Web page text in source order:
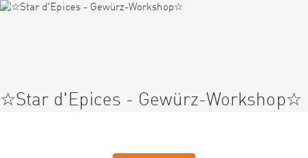
☆Star d'Epices - Gewürz-Workshop☆